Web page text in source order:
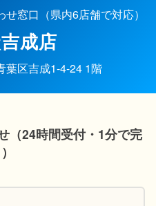
窓口（県内6店舗で対応）
成店
葉区吉成1-4-24 1階
（24時間受付・1分で完